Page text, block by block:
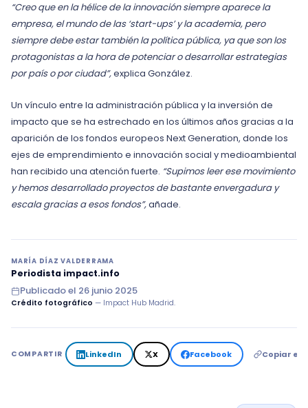
“Creo que en la hélice de la innovación siempre aparece la
empresa, el mundo de las ‘start-ups’ y la academia, pero
siempre debe estar también la política pública, ya que son los
protagonistas a la hora de potenciar o desarrollar estrategias
por país o por ciudad”,explica González.
Un vínculo entre la administración pública y la inversión de
impacto que se ha estrechado en los últimos años gracias a la
aparición de los fondos europeos Next Generation, donde los
ejes de emprendimiento e innovación social y medioambiental
han recibido una atención fuerte. “Supimos leer ese movimiento
y hemos desarrollado proyectos de bastante envergadura y
escala gracias a esos fondos”,añade.
MARÍA DÍAZ VALDERRAMA
Periodista impact.info
Publicado el 26 junio 2025
Crédito fotográfico — Impact Hub Madrid.
COMPARTIR LinkedIn X Facebook Copiar